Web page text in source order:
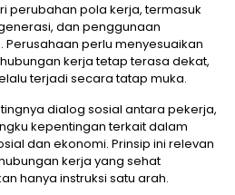
perubahan pola kerja, termasuk
dan penggunaan
Perusahaan perlu menyesuaikan
kerja tetap terasa dekat,
terjadi secara tatap muka.
dialog sosial antara pekerja,
kepentingan terkait dalam
dan ekonomi. Prinsip ini relevan
kerja yang sehat
hanya instruksi satu arah.